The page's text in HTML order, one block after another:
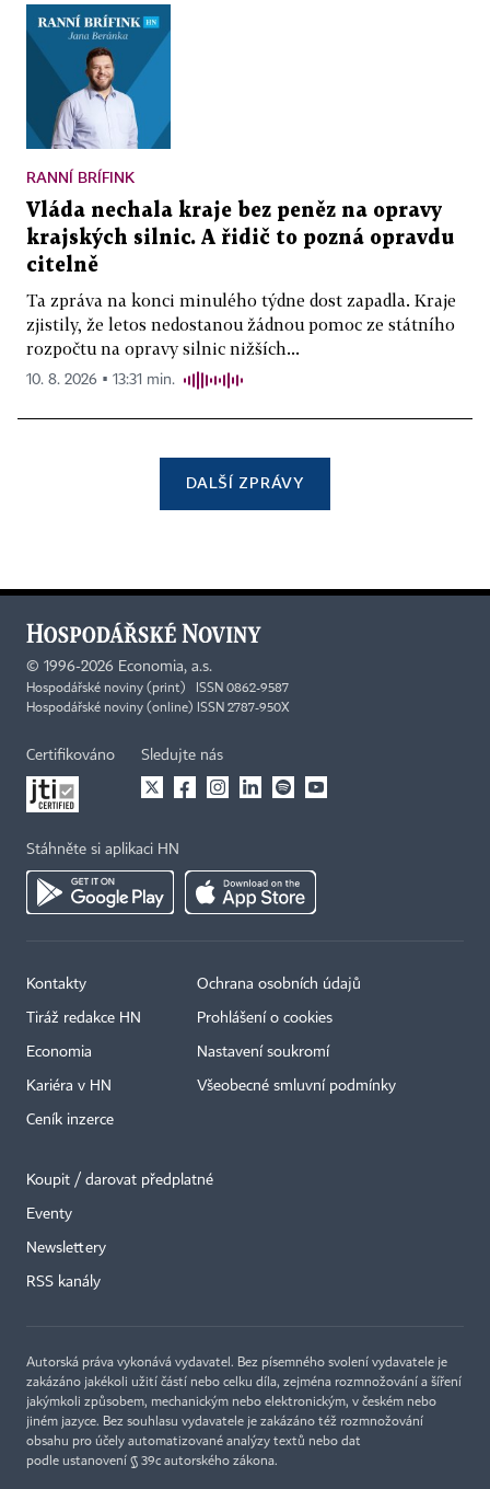
RANNÍ BRÍFINK
Vláda nechala kraje bez peněz na opravy
krajských silnic. A řidič to pozná opravdu
citelně
Ta zpráva na konci minulého týdne dost zapadla. Kraje
zjistily, že letos nedostanou žádnou pomoc ze státního
rozpočtu na opravy silnic nižších...
10. 8. 2026 ▪ 13:31 min.
DALŠÍ ZPRÁVY
© 1996-2026 Economia, a.s.
Hospodářské noviny (print) ISSN 0862-9587
Hospodářské noviny (online) ISSN 2787-950X
Certifikováno Sledujte nás
Stáhněte si aplikaci HN
Kontakty
Tiráž redakce HN
Economia
Kariéra v HN
Ceník inzerce
Ochrana osobních údajů
Prohlášení o cookies
Nastavení soukromí
Všeobecné smluvní podmínky
Koupit / darovat předplatné
Eventy
Newslettery
RSS kanály
Autorská práva vykonává vydavatel. Bez písemného svolení vydavatele je
zakázáno jakékoli užití částí nebo celku díla, zejména rozmnožování a šíření
jakýmkoli způsobem, mechanickým nebo elektronickým, v českém nebo
jiném jazyce. Bez souhlasu vydavatele je zakázáno též rozmnožování
obsahu pro účely automatizované analýzy textů nebo dat
podle ustanovení § 39c autorského zákona.